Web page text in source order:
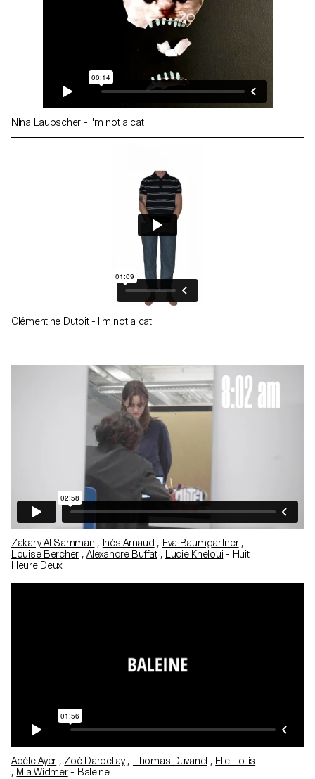
Nina Laubscher - I'm not a cat
Clémentine Dutoit- I'm not a cat
Zakary Al Samman , Inès Arnaud , Eva Baumgartner,
Louise Bercher ,Alexandre Buffat, Lucie Kheloui - Huit
Heure Deux
Adèle Ayer , Zoé Darbellay, Thomas Duvanel , Elie Tollis
, Mia Widmer- Baleine